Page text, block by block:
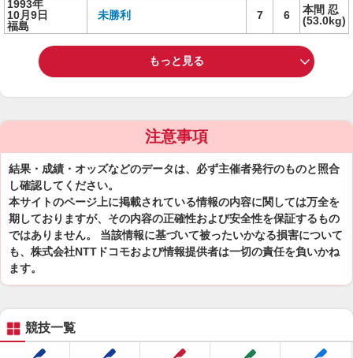
1993年
10月9日
福島
未勝利 7 6
本間 忍
(53.0kg)
もっと見る
注意事項
結果・成績・オッズなどのデータは、必ず主催者発行のものと照合
し確認してください。
本サイトのページ上に掲載されている情報の内容に関しては万全を
期しておりますが、その内容の正確性および安全性を保証するもの
ではありません。 当該情報に基づいて被ったいかなる損害について
も、株式会社NTTドコモおよび情報提供者は一切の責任を負いかね
ます。
競技一覧